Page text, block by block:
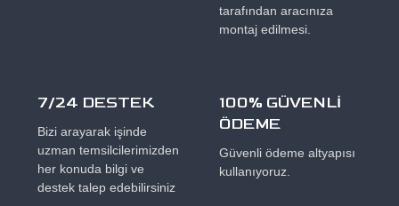
tarafından aracınıza
montaj edilmesi.
7/24 DESTEK
Bizi arayarak işinde
uzman temsilcilerimizden
her konuda bilgi ve
destek talep edebilirsiniz
100% GÜVENLİ
ÖDEME
Güvenli ödeme altyapısı
kullanıyoruz.